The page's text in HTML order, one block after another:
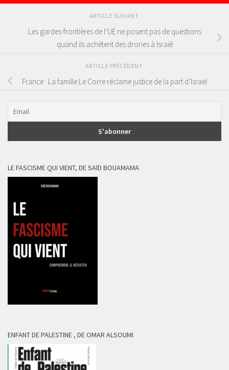
ARTICLE SUIVANT
Les gardes-frontières de l’UE ne posent pas de questions
quand ils achètent des drones à Israël
ARTICLE PRÉCÉDENT
France : La famille Le Corre réclame justice de la part d’Israël
LE FASCISME QUI VIENT, DE SAÏD BOUAMAMA
ENFANT DE PALESTINE , DE OMAR ALSOUMI